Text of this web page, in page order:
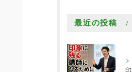
最近の投稿